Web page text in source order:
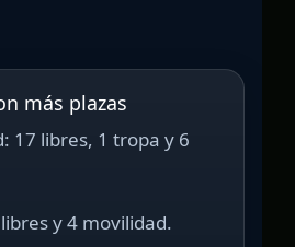
más plazas
17 libres, 1 tropa y 6
y 4 movilidad.